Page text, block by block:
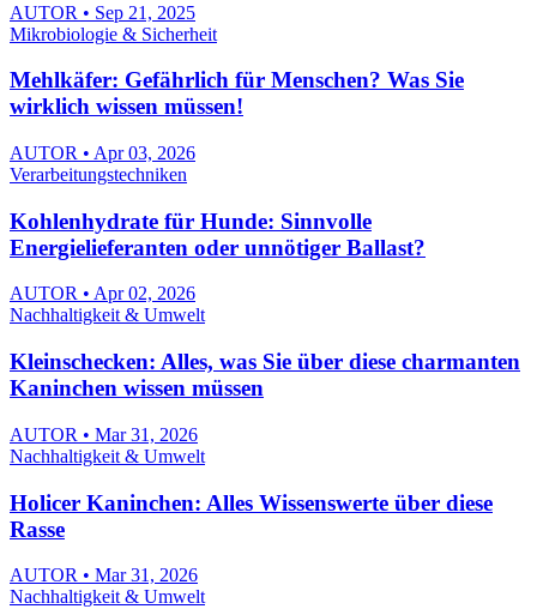
AUTOR • Sep 21, 2025
Mikrobiologie & Sicherheit
Mehlkäfer: Gefährlich für Menschen? Was Sie
wirklich wissen müssen!
AUTOR • Apr 03, 2026
Verarbeitungstechniken
Kohlenhydrate für Hunde: Sinnvolle
Energielieferanten oder unnötiger Ballast?
AUTOR • Apr 02, 2026
Nachhaltigkeit & Umwelt
Kleinschecken: Alles, was Sie über diese charmanten
Kaninchen wissen müssen
AUTOR • Mar 31, 2026
Nachhaltigkeit & Umwelt
Holicer Kaninchen: Alles Wissenswerte über diese
Rasse
AUTOR • Mar 31, 2026
Nachhaltigkeit & Umwelt